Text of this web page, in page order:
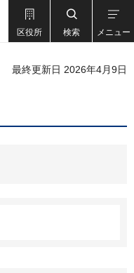
区役所 検索 メニュー
最終更新日 2026年4月9日